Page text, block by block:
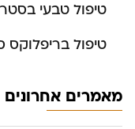
טיפול טבעי
טיפול בריפלוקס
מאמרים אחרונים